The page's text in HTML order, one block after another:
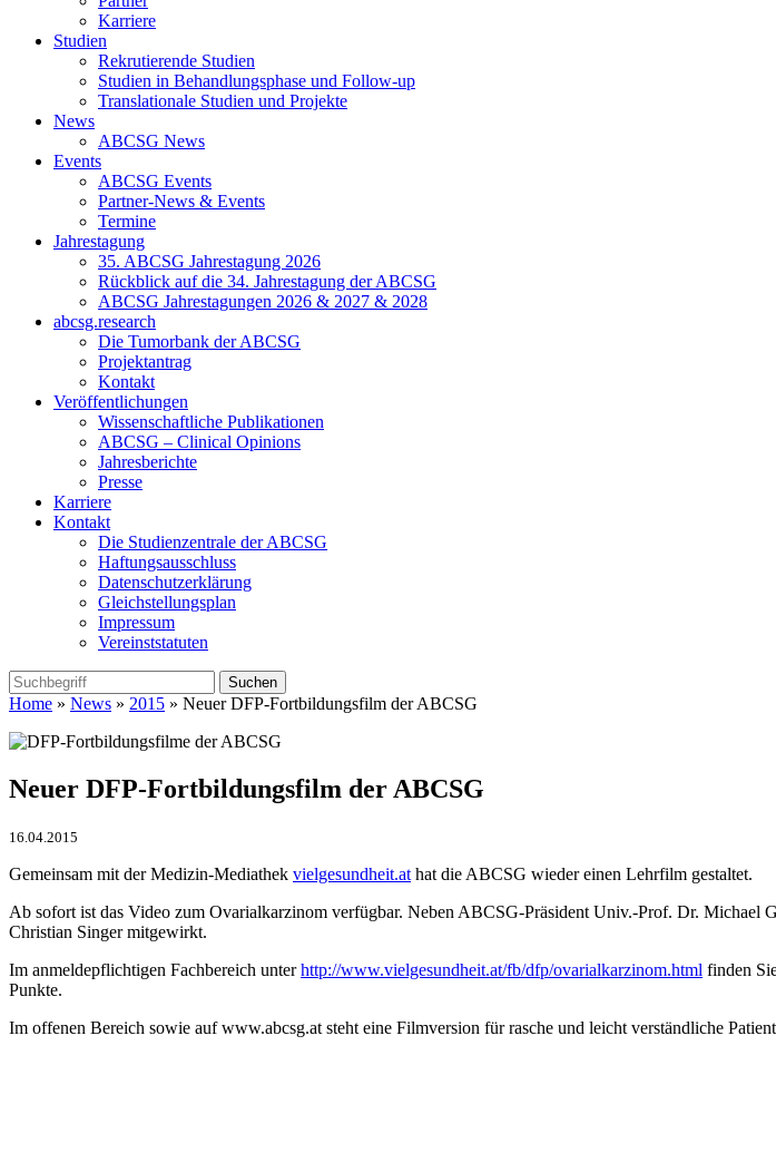
Karriere
Studien
Rekrutierende Studien
Studien in Behandlungsphase und Follow-up
Translationale Studien und Projekte
News
ABCSG News
Events
ABCSG Events
Partner-News & Events
Termine
Jahrestagung
35. ABCSG Jahrestagung 2026
Rückblick auf die 34. Jahrestagung der ABCSG
ABCSG Jahrestagungen 2026 & 2027 & 2028
abcsg.research
Die Tumorbank der ABCSG
Projektantrag
Kontakt
Veröffentlichungen
Wissenschaftliche Publikationen
ABCSG – Clinical Opinions
Jahresberichte
Presse
Karriere
Kontakt
Die Studienzentrale der ABCSG
Haftungsausschluss
Datenschutzerklärung
Gleichstellungsplan
Impressum
Vereinststatuten
Home » News » 2015 » Neuer DFP-Fortbildungsfilm der ABCSG
Neuer DFP-Fortbildungsfilm der ABCSG
16.04.2015
Gemeinsam mit der Medizin-Mediathek vielgesundheit.at hat die ABCSG wieder einen Lehrfilm gestaltet.
Ab sofort ist das Video zum Ovarialkarzinom verfügbar. Neben ABCSG-Präsident Univ.-Prof. Dr.
Christian Singer mitgewirkt.
Im anmeldepflichtigen Fachbereich unterhttp://www.vielgesundheit.at/fb/dfp/ovarialkarzinom.html finden
Punkte.
Im offenen Bereich sowie auf www.abcsg.at steht eine Filmversion für rasche und leicht verständliche